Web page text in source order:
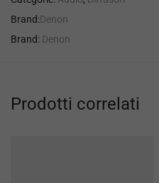
Brand:Denon
Brand: Denon
Prodotti correlati